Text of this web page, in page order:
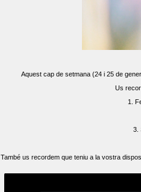
Aquest cap de setmana (24 i 25 de
Us
1.
3.
També us recordem que teniu a la vostra